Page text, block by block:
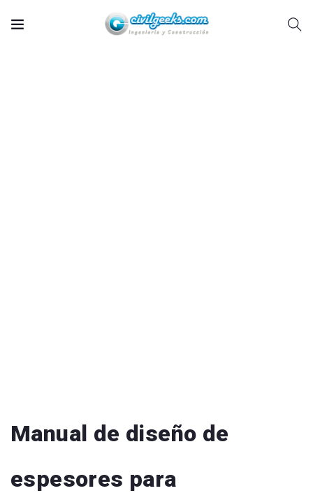
Manual de diseño de
espesores para